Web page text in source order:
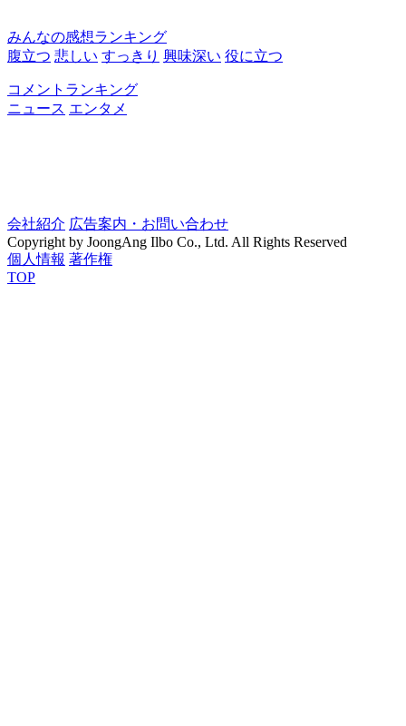
みんなの感想ランキング
腹立つ 悲しい すっきり 興味深い 役に立つ
コメントランキング
ニュース エンタメ
会社紹介 広告案内・お問い合わせ
Copyright by JoongAng Ilbo Co., Ltd. All Rights Reserved
個人情報 著作権
TOP